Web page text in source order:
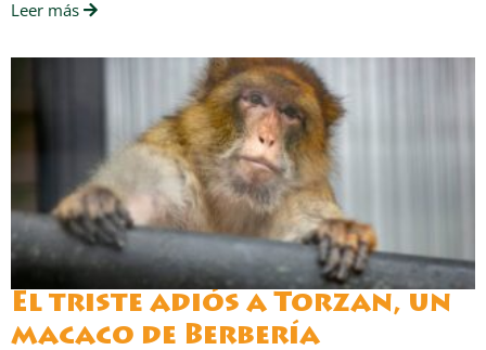
Leer más
El triste adiós a Torzan, un
macaco de Berbería